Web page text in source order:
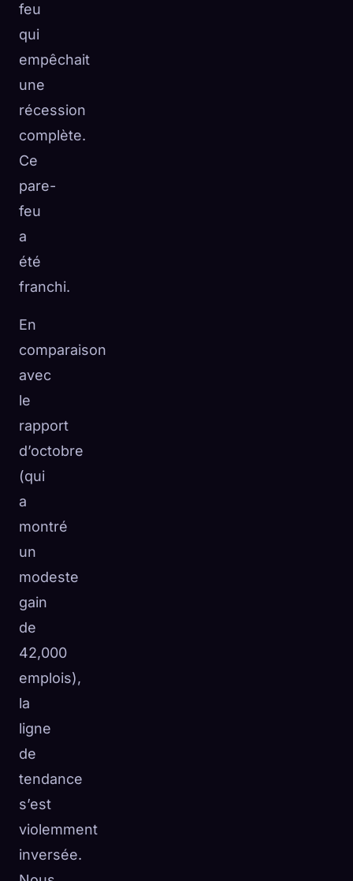
feu
qui
empêchait
une
récession
complète.
Ce
pare-
feu
a
été
franchi.
En
comparaison
avec
le
rapport
d’octobre
(qui
a
montré
un
modeste
gain
de
42,000
emplois),
la
ligne
de
tendance
s’est
violemment
inversée.